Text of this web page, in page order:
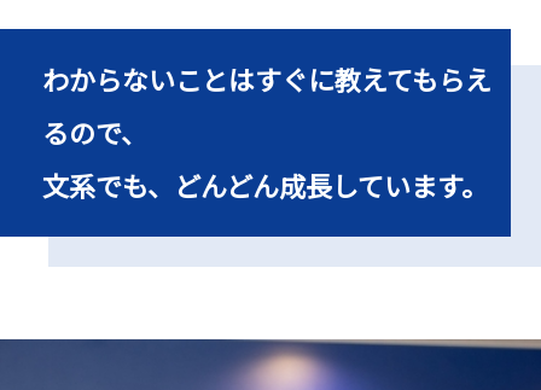
わからないことはすぐに教えてもらえ
るので、
文系でも、どんどん成長しています。